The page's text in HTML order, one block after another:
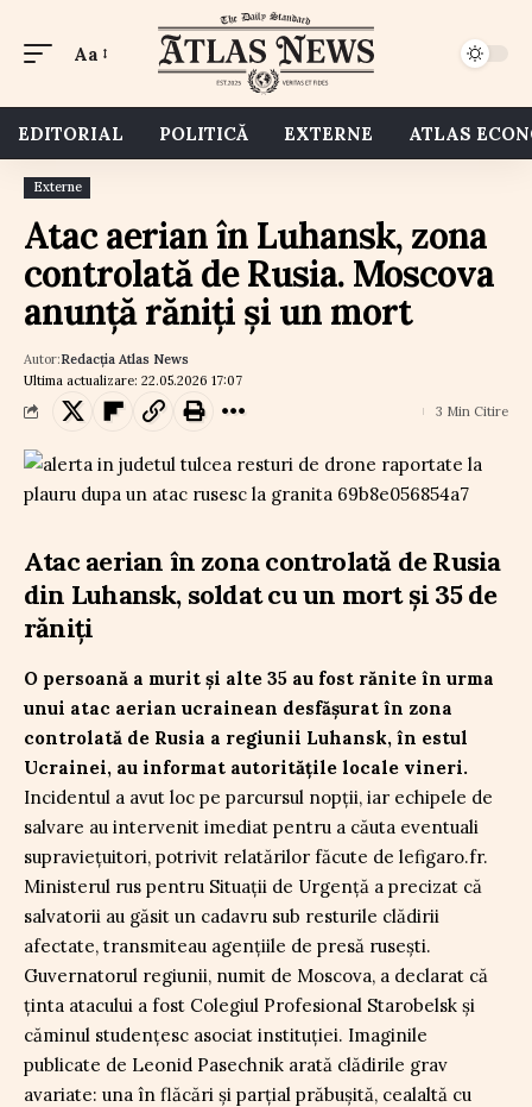
Aa
EDITORIAL POLITICĂ EXTERNE ATLAS
Externe
Atac aerian în Luhansk, zona
controlată de Rusia. Moscova
anunță răniți și un mort
Ultima actualizare: 22.05.2026 17:07
Autor:Redacția Atlas News
3 Min Citire
Atac aerian în zona controlată de Rusia
din Luhansk, soldat cu un mort și 35 de
răniți
O persoană a murit și alte 35 au fost rănite în urma
unui atac aerian ucrainean desfășurat în zona
controlată de Rusia a regiunii Luhansk, în estul
Ucrainei, au informat autoritățile locale vineri.
Incidentul a avut loc pe parcursul nopții, iar echipele de
salvare au intervenit imediat pentru a căuta eventuali
supraviețuitori, potrivit relatărilor făcute de lefigaro.fr.
Ministerul rus pentru Situații de Urgență a precizat că
salvatorii au găsit un cadavru sub resturile clădirii
afectate, transmiteau agențiile de presă rusești.
Guvernatorul regiunii, numit de Moscova, a declarat că
ținta atacului a fost Colegiul Profesional Starobelsk și
căminul studențesc asociat instituției. Imaginile
publicate de Leonid Pasechnik arată clădirile grav
avariate: una în flăcări și parțial prăbușită, cealaltă cu